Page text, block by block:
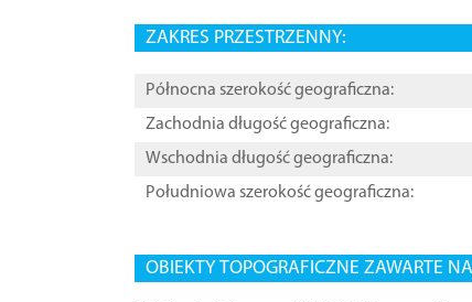
ZAKRES PRZESTRZENNY:
Północna szerokość geograficzna:
Zachodnia długość geograficzna:
Wschodnia długość geograficzna:
Południowa szerokość geograficzna:
OBIEKTY TOPOGRAFICZNE ZAWARTE